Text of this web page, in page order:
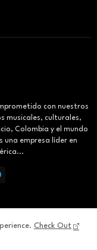
con nuestros
musicales, culturales,
Colombia y el mundo
una empresa líder en
Privacy Policy
Check Out